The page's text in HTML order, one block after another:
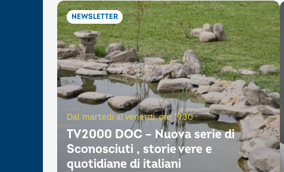
NEWSLETTER
Dal martedì al venerdì, ore 19.30
TV2000 DOC – Nuova serie di
Sconosciuti , storie vere e
quotidiane di italiani